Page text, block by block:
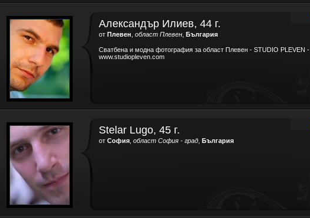
Александър Илиев, 44 г.
от Плевен област Плевен България
Сватбена и модна фотография за област Плевен - STUDIO PLEVEN -
www.studiopleven.com
Stelar Lugo, 45 г.
от София област София - град България